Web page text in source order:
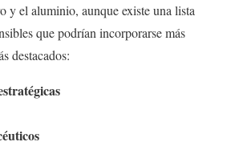
y el aluminio, aunque existe una lista
que podrían incorporarse más
destacados: